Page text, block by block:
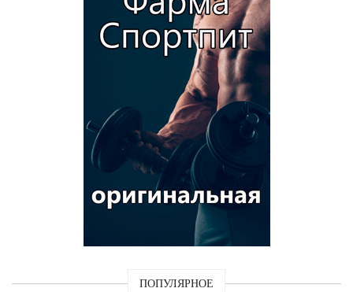
ПОПУЛЯРНОЕ